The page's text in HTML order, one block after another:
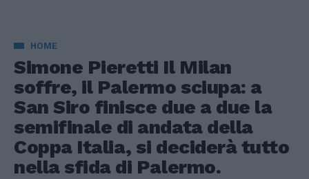
HOME
Simone Pieretti Il Milan
soffre, il Palermo sciupa: a
San Siro finisce due a due la
semifinale di andata della
Coppa Italia, si deciderà tutto
nella sfida di Palermo.